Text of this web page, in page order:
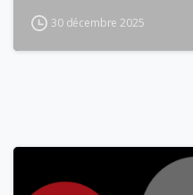
30 décembre 2025